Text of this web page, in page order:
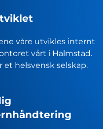
våre utvikles internt
vårt i Halmstad.
et helsvensk selskap.